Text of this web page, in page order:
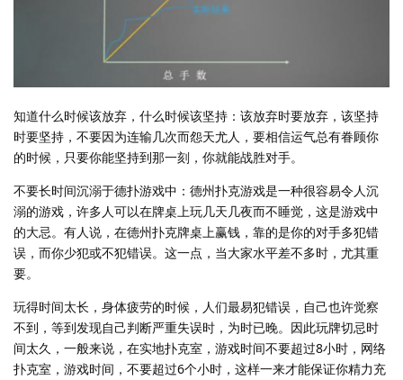
知道什么时候该放弃，什么时候该坚持：该放弃时要放弃，该坚持
时要坚持，不要因为连输几次而怨天尤人，要相信运气总有眷顾你
的时候，只要你能坚持到那一刻，你就能战胜对手。
不要长时间沉溺于德扑游戏中：德州扑克游戏是一种很容易令人沉
溺的游戏，许多人可以在牌桌上玩几天几夜而不睡觉，这是游戏中
的大忌。有人说，在德州扑克牌桌上赢钱，靠的是你的对手多犯错
误，而你少犯或不犯错误。这一点，当大家水平差不多时，尤其重
要。
玩得时间太长，身体疲劳的时候，人们最易犯错误，自己也许觉察
不到，等到发现自己判断严重失误时，为时已晚。因此玩牌切忌时
间太久，一般来说，在实地扑克室，游戏时间不要超过8小时，网络
扑克室，游戏时间，不要超过6个小时，这样一来才能保证你精力充